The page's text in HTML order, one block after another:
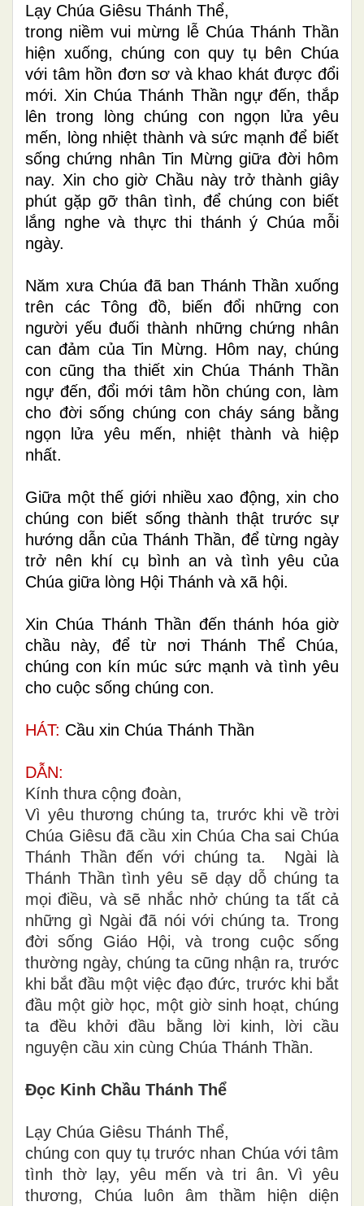
Lạy Chúa Giêsu Thánh Thể,
trong niềm vui mừng lễ Chúa Thánh Thần
hiện xuống, chúng con quy tụ bên Chúa
với tâm hồn đơn sơ và khao khát được đổi
mới. Xin Chúa Thánh Thần ngự đến, thắp
lên trong lòng chúng con ngọn lửa yêu
mến, lòng nhiệt thành và sức mạnh để biết
sống chứng nhân Tin Mừng giữa đời hôm
nay. Xin cho giờ Chầu này trở thành giây
phút gặp gỡ thân tình, để chúng con biết
lắng nghe và thực thi thánh ý Chúa mỗi
ngày.
Năm xưa Chúa đã ban Thánh Thần xuống
trên các Tông đồ, biến đổi những con
người yếu đuối thành những chứng nhân
can đảm của Tin Mừng. Hôm nay, chúng
con cũng tha thiết xin Chúa Thánh Thần
ngự đến, đổi mới tâm hồn chúng con, làm
cho đời sống chúng con cháy sáng bằng
ngọn lửa yêu mến, nhiệt thành và hiệp
nhất.
Giữa một thế giới nhiều xao động, xin cho
chúng con biết sống thành thật trước sự
hướng dẫn của Thánh Thần, để từng ngày
trở nên khí cụ bình an và tình yêu của
Chúa giữa lòng Hội Thánh và xã hội.
Xin Chúa Thánh Thần đến thánh hóa giờ
chầu này, để từ nơi Thánh Thể Chúa,
chúng con kín múc sức mạnh và tình yêu
cho cuộc sống chúng con.
HÁT: Cầu xin Chúa Thánh Thần
DẪN:
Kính thưa cộng đoàn,
Vì yêu thương chúng ta, trước khi về trời
Chúa Giêsu đã cầu xin Chúa Cha sai Chúa
Thánh Thần đến với chúng ta. Ngài là
Thánh Thần tình yêu sẽ dạy dỗ chúng ta
mọi điều, và sẽ nhắc nhở chúng ta tất cả
những gì Ngài đã nói với chúng ta. Trong
đời sống Giáo Hội, và trong cuộc sống
thường ngày, chúng ta cũng nhận ra, trước
khi bắt đầu một việc đạo đức, trước khi bắt
đầu một giờ học, một giờ sinh hoạt, chúng
ta đều khởi đầu bằng lời kinh, lời cầu
nguyện cầu xin cùng Chúa Thánh Thần.
Đọc Kinh Chầu Thánh Thể
Lạy Chúa Giêsu Thánh Thể,
chúng con quy tụ trước nhan Chúa với tâm
tình thờ lạy, yêu mến và tri ân. Vì yêu
thương, Chúa luôn âm thầm hiện diện